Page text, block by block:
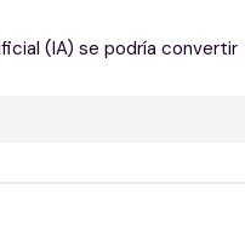
(IA) se podría convertir